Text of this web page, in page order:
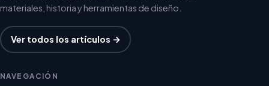
materiales, historia y herramientas de diseño.
Ver todos los artículos →
NAVEGACIÓN